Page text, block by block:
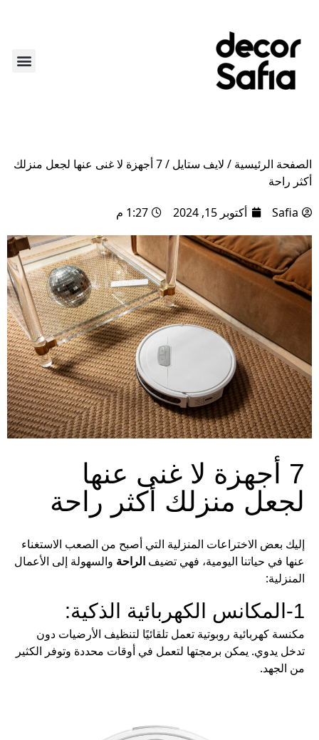
الصفحة الرئيسية / لايف ستايل /
7 أجهزة لا غنى عنها لجعل منزلك
أكثر راحة
Safia
أكتوبر 15, 2024 1:27 م
7 أجهزة لا غنى عنها
لجعل منزلك أكثر راحة
إليك بعض الاختراعات المنزلية التي أصبح من الصعب الاستغناء
عنها في حياتنا اليومية، فهي تضيف الراحة والسهولة إلى الأعمال
المنزلية:
1-المكانس الكهربائية الذكية:
مكنسة كهربائية روبوتية تعمل تلقائيًا لتنظيف الأرضيات دون
تدخل يدوي. يمكن برمجتها لتعمل في أوقات محددة وتوفر الكثير
من الجهد.